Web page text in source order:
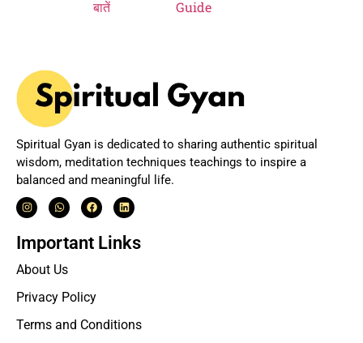
Spiritual Gyan is dedicated to sharing authentic spiritual
wisdom, meditation techniques teachings to inspire a
balanced and meaningful life.
Important Links
About Us
Privacy Policy
Terms and Conditions